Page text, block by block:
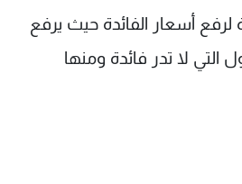
أسعار الفائدة حيث يرفع
التي لا تدر فائدة ومنها